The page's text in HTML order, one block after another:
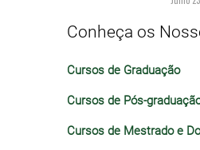
Conheça os
Cursos de Graduação
Cursos de Pós-
Cursos de Mestrado e